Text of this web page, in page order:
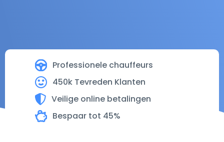
Professionele chauffeurs
450k Tevreden Klanten
Veilige online betalingen
Bespaar tot 45%